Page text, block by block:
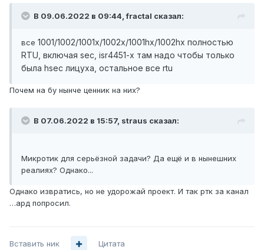
В 09.06.2022 в 09:44,fractal сказал:
все 1001/1002/1001x/1002x/1001hx/1002hx полностью
RTU, включая sec, isr4451-x там надо чтобы только
была hsec лицуха, остальное все rtu
Почем на бу нынче ценник на них?
В 07.06.2022 в 15:57, straus сказал:
Микротик для серьёзной задачи? Да ещё и в нынешних
реалиях? Однако...
Однако извратись, но не удорожай проект. И так ртк за канал
…ард попросил.
Вставить ник Цитата